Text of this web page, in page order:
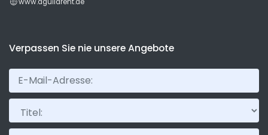
Verpassen Sie nie unsere Angebote
Titel: